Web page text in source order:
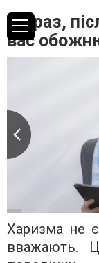
5 фраз,
вас
Харизма не
вважають.